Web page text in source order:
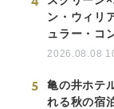
ン・ウィリ
ュラー・コ
2026.08.08
5
亀の井ホテ
れる秋の宿